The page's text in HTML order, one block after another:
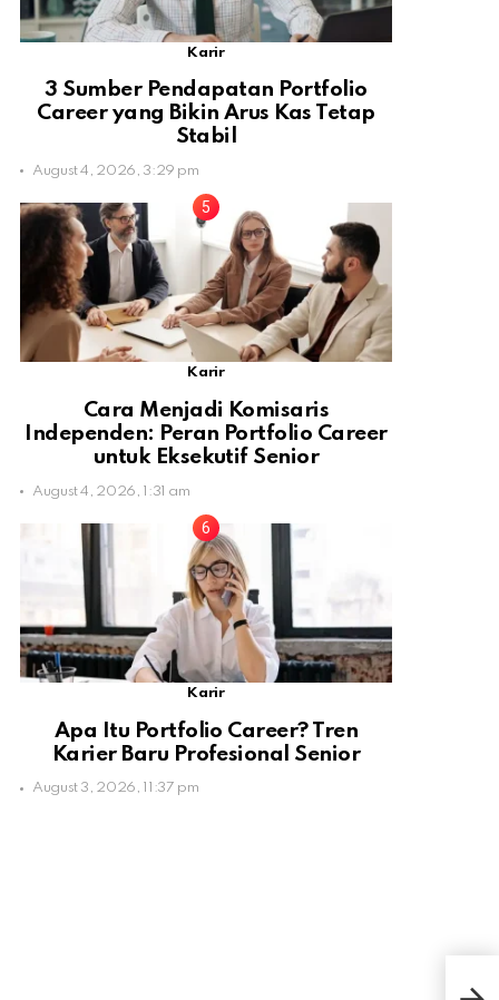
Karir
3 Sumber Pendapatan Portfolio
Career yang Bikin Arus Kas Tetap
Stabil
August 4, 2026, 3:29 pm
Karir
Cara Menjadi Komisaris
Independen: Peran Portfolio Career
untuk Eksekutif Senior
August 4, 2026, 1:31 am
Karir
Apa Itu Portfolio Career? Tren
Karier Baru Profesional Senior
August 3, 2026, 11:37 pm
5